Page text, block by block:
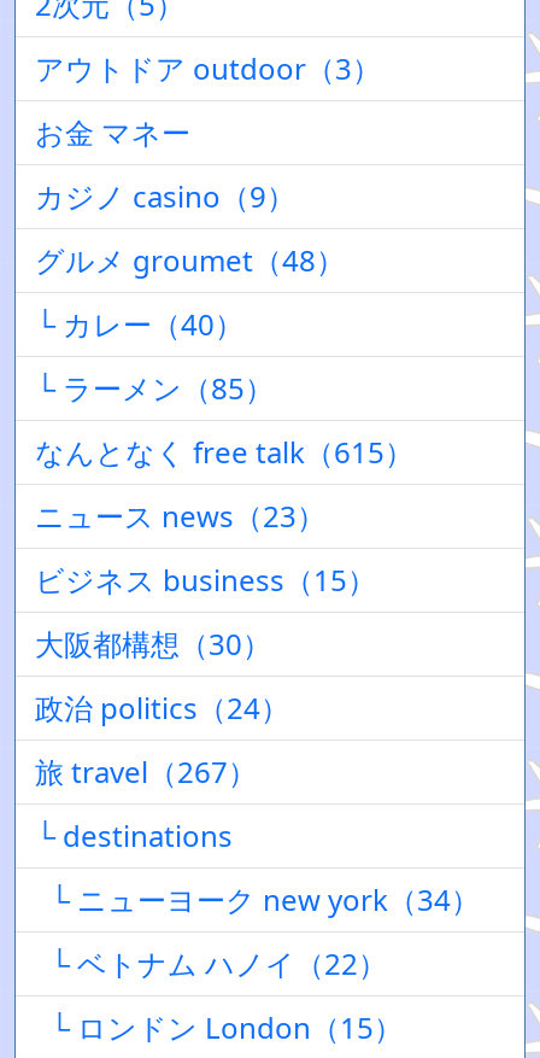
アウトドア outdoor（3）
お金 マネー
カジノ casino（9）
グルメ groumet（48）
└ カレー（40）
└ ラーメン（85）
なんとなく free talk（615）
ニュース news（23）
ビジネス business（15）
大阪都構想（30）
政治 politics（24）
旅 travel（267）
└ destinations
└ ニューヨーク new york（34）
└ ベトナム ハノイ（22）
└ ロンドン London（15）